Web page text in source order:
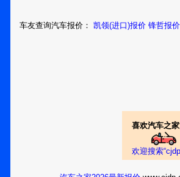
狂拽酷帅好伦
型
酷威2013款 2.4L
裸车提车价：27.8万
车友查询汽车报价： 凯领(进口)报价 锋哲报价
喜欢汽车之
欢迎搜索